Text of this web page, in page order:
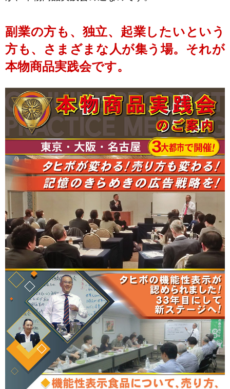
副業の方も、独立、起業したいという
方も、さまざまな人が集う場。それが
本物商品実践会です。